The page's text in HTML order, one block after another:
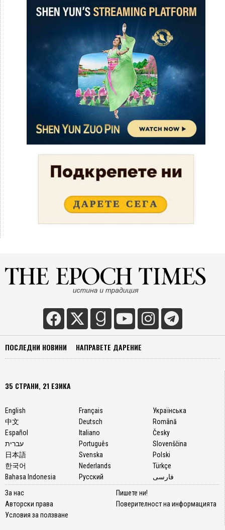
ПОСЛЕДНИ НОВИНИ НАПРАВЕТЕ ДАРЕНИЕ
35 СТРАНИ, 21 ЕЗИКА
English
中文
Español
עברית
日本語
한국어
Bahasa Indonesia
Français
Deutsch
Italiano
Português
Svenska
Nederlands
Русский
Українська
Română
Česky
Slovenščina
Polski
Türkçe
فارسی
За нас
Авторски права
Условия за ползване
Пишете ни!
Поверителност на информацията